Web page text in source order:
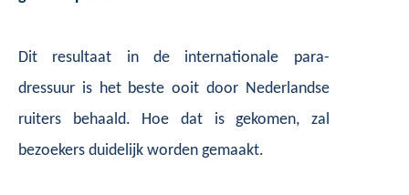
Dit resultaat in de internationale para-
dressuur is het beste ooit door Nederlandse
ruiters behaald. Hoe dat is gekomen, zal
bezoekers duidelijk worden gemaakt.